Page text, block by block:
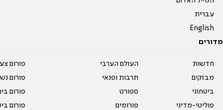
עברית
English
מדורים
חדשות
מבזקים
ביטחוני
פוליטי-מדיני
העולם הערבי
תרבות ופנאי
ספורט
פורומים
פורום
פורום
פורום
פורום